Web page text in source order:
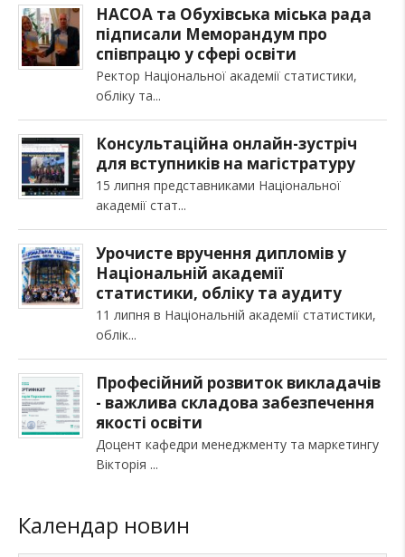
НАСОА та Обухівська міська рада
підписали Меморандум про
співпрацю у сфері освіти
Ректор Національної академії статистики,
обліку та
Консультаційна онлайн-зустріч
для вступників на магістратуру
15 липня представниками Національної
академії стат
Урочисте вручення дипломів у
Національній академії
статистики, обліку та аудиту
11 липня в Національній академії статистики,
облік
Професійний розвиток викладачів
- важлива складова забезпечення
якості освіти
Доцент кафедри менеджменту та маркетингу
Вікторія
Календар новин